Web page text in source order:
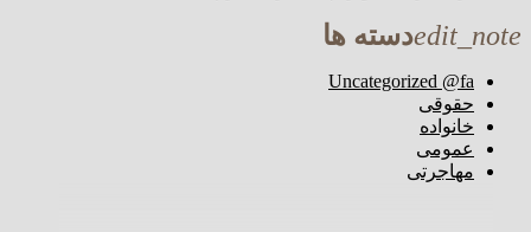
edit_noteدسته ها
Uncategorized @fa
حقوقی
خانواده
عمومی
مهاجرتی